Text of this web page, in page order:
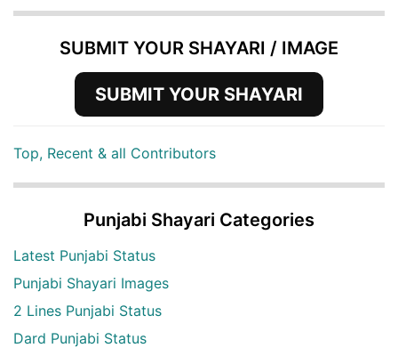
SUBMIT YOUR SHAYARI / IMAGE
SUBMIT YOUR SHAYARI
Top, Recent & all Contributors
Punjabi Shayari Categories
Latest Punjabi Status
Punjabi Shayari Images
2 Lines Punjabi Status
Dard Punjabi Status